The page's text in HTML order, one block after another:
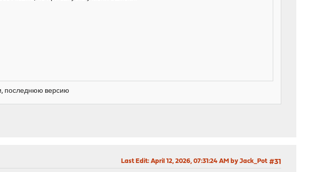
последнюю версию
#31
Last Edit: April 12, 2026, 07:31:24 AM by Jack_Pot